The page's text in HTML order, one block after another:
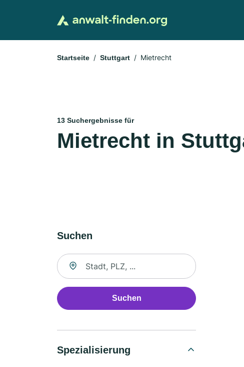
Startseite Stuttgart Mietrecht
13 Suchergebnisse für
Mietrecht in
Suchen
Suche nach Ort
Suchen
Spezialisierung